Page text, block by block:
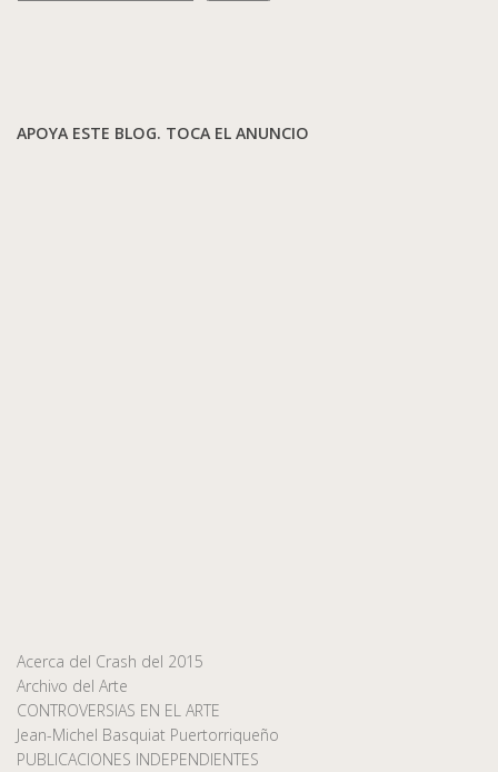
APOYA ESTE BLOG. TOCA EL ANUNCIO
Acerca del Crash del 2015
Archivo del Arte
CONTROVERSIAS EN EL ARTE
Jean-Michel Basquiat Puertorriqueño
PUBLICACIONES INDEPENDIENTES